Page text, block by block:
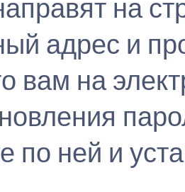
на
адрес и
вам на
по ней и